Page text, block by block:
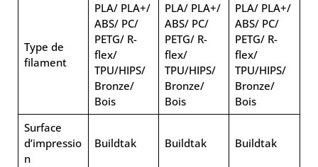
Type de
filament
PLA/ PLA+/
ABS/ PC/
PETG/ R-
flex/
TPU/HIPS/
Bronze/
Bois
PLA/ PLA+/
ABS/ PC/
PETG/ R-
flex/
TPU/HIPS/
Bronze/
Bois
PLA/ PLA+/
ABS/ PC/
PETG/ R-
flex/
TPU/HIPS/
Bronze/
Bois
Surface
d’impressio
n
Buildtak Buildtak Buildtak